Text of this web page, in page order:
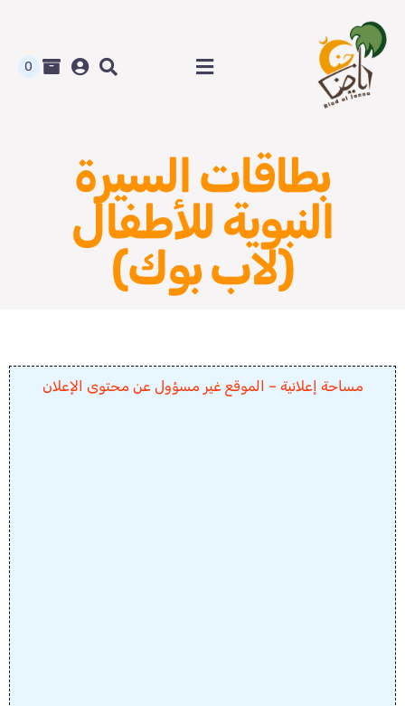
content
Toggle
متجر رياض الجنة
المدونة و أوراق العمل
من نحن
0
بطاقات السيرة
النبوية للأطفال
(لاب بوك)
مساحة إعلانية – الموقع غير مسؤول عن محتوى الإعلان